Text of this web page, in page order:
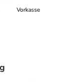
Vorkasse